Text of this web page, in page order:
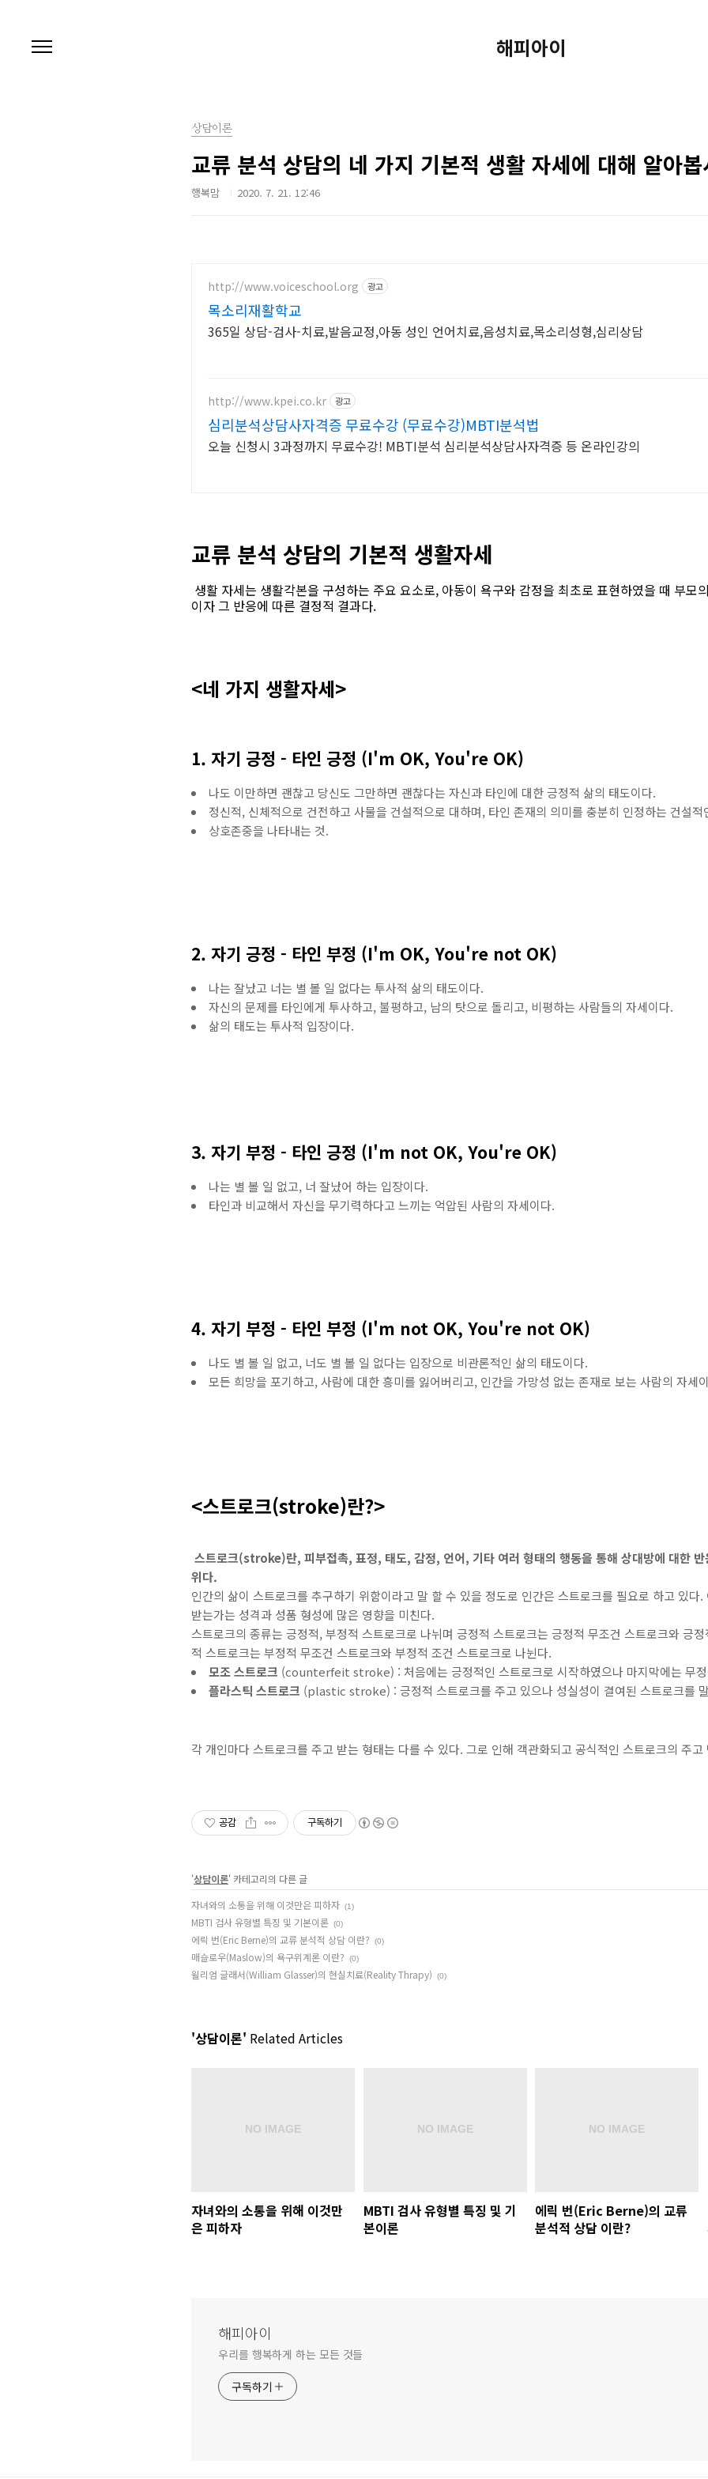
해피아이
상담이론
교류 분석 상담의 네 가지 기본적 생활 자세에 대해 알아
행복맘 2020. 7. 21. 12:46
http://www.voiceschool.org 광고
목소리재활학교
365일 상담-검사-치료,발음교정,아동 성인 언어치료,음성치료,목소리성형,심리상담
http://www.kpei.co.kr 광고
심리분석상담사자격증 무료수강 (무료수강)MBTI분석법
오늘 신청시 3과정까지 무료수강! MBTI분석 심리분석상담사자격증 등 온라인강의
교류 분석 상담의 기본적 생활자세
생활 자세는 생활각본을 구성하는 주요 요소로, 아동이 욕구와 감정을 최초로 표현하였을 때 부모
이자 그 반응에 따른 결정적 결과다.
<네 가지 생활자세>
1. 자기 긍정 - 타인 긍정 (I'm OK, You're OK)
나도 이만하면 괜찮고 당신도 그만하면 괜찮다는 자신과 타인에 대한 긍정적 삶의 태도이다.
정신적, 신체적으로 건전하고 사물을 건설적으로 대하며, 타인 존재의 의미를 충분히 인정하는 건설
상호존중을 나타내는 것.
2. 자기 긍정 - 타인 부정 (I'm OK, You're not OK)
나는 잘났고 너는 별 볼 일 없다는 투사적 삶의 태도이다.
자신의 문제를 타인에게 투사하고, 불평하고, 남의 탓으로 돌리고, 비평하는 사람들의 자세이다.
삶의 태도는 투사적 입장이다.
3. 자기 부정 - 타인 긍정 (I'm not OK, You're OK)
나는 별 볼 일 없고, 너 잘났어 하는 입장이다.
타인과 비교해서 자신을 무기력하다고 느끼는 억압된 사람의 자세이다.
4. 자기 부정 - 타인 부정 (I'm not OK, You're not OK)
나도 별 볼 일 없고, 너도 별 볼 일 없다는 입장으로 비관론적인 삶의 태도이다.
모든 희망을 포기하고, 사람에 대한 흥미를 잃어버리고, 인간을 가망성 없는 존재로 보는 사람의 자세
<스트로크(stroke)란?>
스트로크(stroke)란, 피부접촉, 표정, 태도, 감정, 언어, 기타 여러 형태의 행동을 통해 상대방에 대한
위다.
인간의 삶이 스트로크를 추구하기 위함이라고 말 할 수 있을 정도로 인간은 스트로크를 필요로 하고 있다
받는가는 성격과 성품 형성에 많은 영향을 미친다.
스트로크의 종류는 긍정적, 부정적 스트로크로 나뉘며 긍정적 스트로크는 긍정적 무조건 스트로크와 긍
적 스트로크는 부정적 무조건 스트로크와 부정적 조건 스트로크로 나뉜다.
모조 스트로크 (counterfeit stroke) : 처음에는 긍정적인 스트로크로 시작하였으나 마지막에는 무
플라스틱 스트로크 (plastic stroke) : 긍정적 스트로크를 주고 있으나 성실성이 결여된 스트로크를
각 개인마다 스트로크를 주고 받는 형태는 다를 수 있다. 그로 인해 객관화되고 공식적인 스트로크의 주고
공감 구독하기
'상담이론' 카테고리의 다른 글
자녀와의 소통을 위해 이것만은 피하자 (1)
MBTI 검사 유형별 특징 및 기본이론 (0)
에릭 번(Eric Berne)의 교류 분석적 상담 이란? (0)
매슬로우(Maslow)의 욕구위계론 이란? (0)
윌리엄 글래서(William Glasser)의 현실치료(Reality Thrapy) (0)
'상담이론' Related Articles
자녀와의 소통을 위해 이것만
은 피하자
MBTI 검사 유형별 특징 및 기
본이론
에릭 번(Eric Berne)의 교류
분석적 상담 이란?
해피아이
우리를 행복하게 하는 모든 것들
구독하기